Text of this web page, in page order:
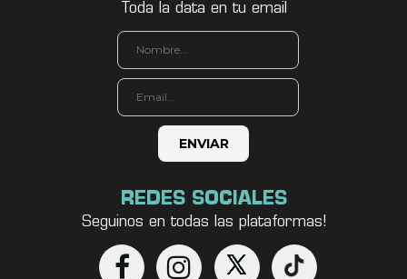
Toda la data en tu email
REDES SOCIALES
Seguinos en todas las plataformas!